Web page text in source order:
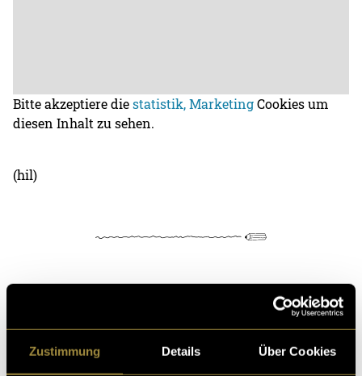
Zustimmung Details Über Cookies
Bitte akzeptiere diestatistik, MarketingCookies um
diesen Inhalt zu sehen.
(hil)